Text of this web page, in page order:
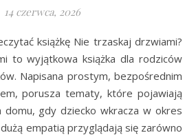
14 czerwca, 2026
to wyjątkowa książka dla rodziców
Napisana prostym, bezpośrednim
porusza tematy, które pojawiają
domu, gdy dziecko wkracza w okres
empatią przyglądają się zarówno